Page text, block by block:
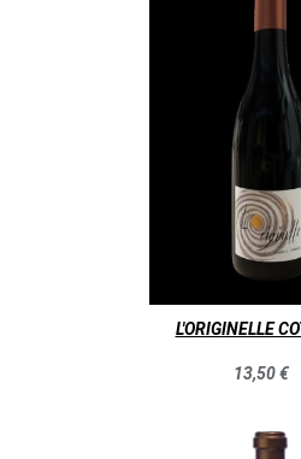
L'ORIGINELLE
13,50 €